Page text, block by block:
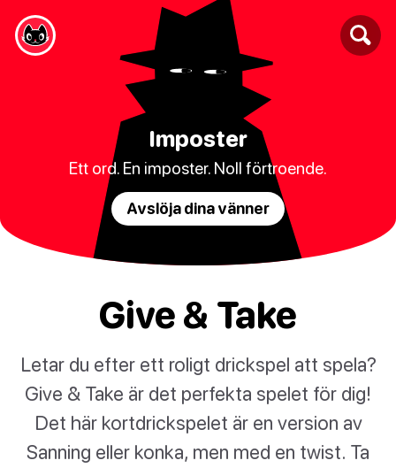
Imposter
Ett ord. En imposter. Noll förtroende.
Avslöja dina vänner
Give & Take
Letar du efter ett roligt drickspel att spela?
Give & Take är det perfekta spelet för dig!
Det här kortdrickspelet är en version av
Sanning eller konka, men med en twist. Ta